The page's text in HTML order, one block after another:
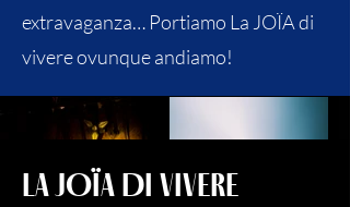
extravaganza… Portiamo La JOÏA di
vivere ovunque andiamo!
LA JOÏA DI VIVERE